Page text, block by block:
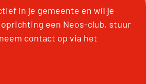
in je gemeente en wil je
oprichting een Neos-club, stuur
contact op via het